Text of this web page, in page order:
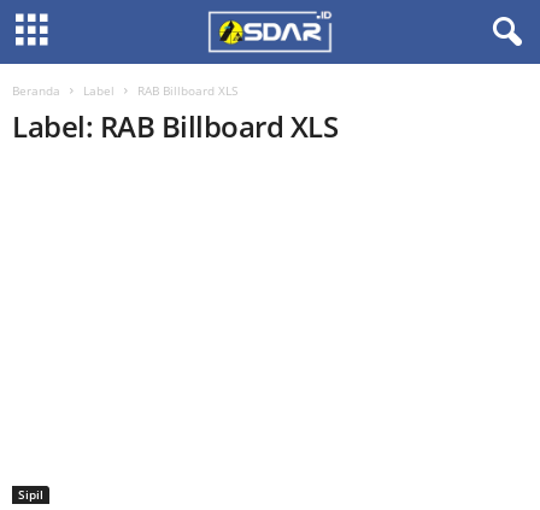
Beranda Label RAB Billboard XLS
Label: RAB Billboard XLS
Sipil